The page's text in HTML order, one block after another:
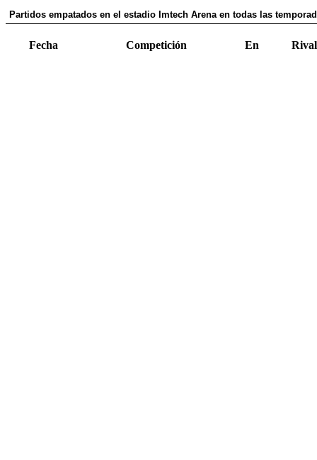
Partidos empatados en el estadio Imtech Arena en todas las
Fecha Competición En Rival